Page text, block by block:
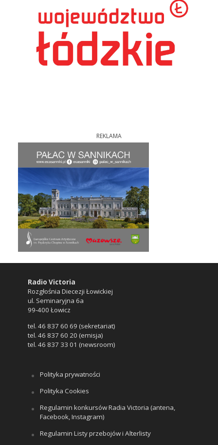
REKLAMA
Radio Victoria
Rozgłośnia Diecezji Łowickiej
ul. Seminaryjna 6a
99-400 Łowicz
tel. 46 837 60 69 (sekretariat)
tel. 46 837 60 20 (emisja)
tel. 46 837 33 01 (newsroom)
Polityka prywatności
Polityka Cookies
Regulamin konkursów Radia Victoria (antena,
Facebook, Instagram)
Regulamin Listy przebojów i Alterlisty